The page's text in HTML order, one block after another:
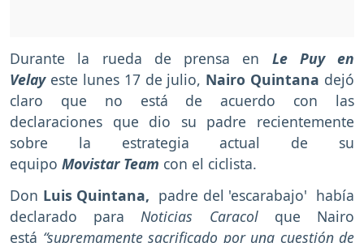
Durante la rueda de prensa en Le Puy en
Velayeste lunes 17 de julio, Nairo Quintana dejó
claro que no está de acuerdo con las
declaraciones que dio su padre recientemente
sobre la estrategia actual de su
equipo Movistar Team con el ciclista.
Don Luis Quintana, padre del 'escarabajo' había
declarado para
Noticias Caracol que Nairo
está “supremamente sacrificado por una cuestión de